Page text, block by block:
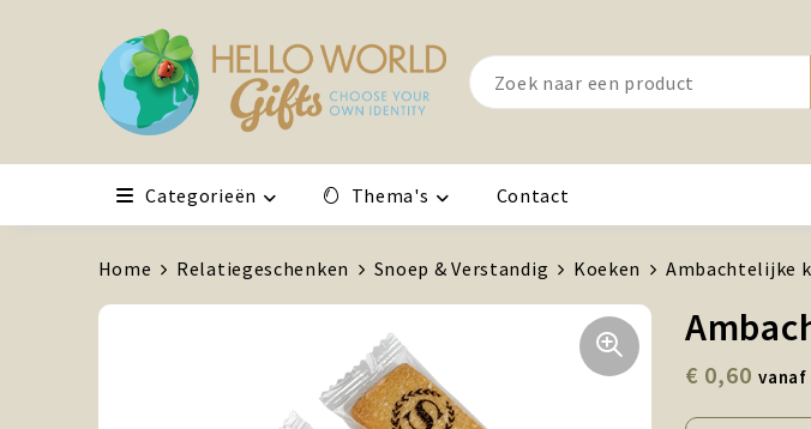
Categorieën Thema's Contact
Home Relatiegeschenken Snoep & Verstandig Koeken Ambachtelijke
€ 0,60 vanaf